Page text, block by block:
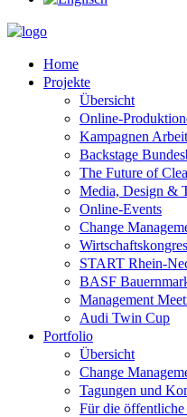
Home
Projekte
Übersicht
Online-
Kampagnen
Backstage
The Future of
Media, Design &
Online-Events
Change
START Rhein-
BASF
Management
Audi Twin Cup
Portfolio
Übersicht
Change
Tagungen und
Für die öffentliche